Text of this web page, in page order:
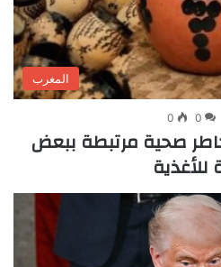
المغرب
0
0
صحية مرتبطة ببعض